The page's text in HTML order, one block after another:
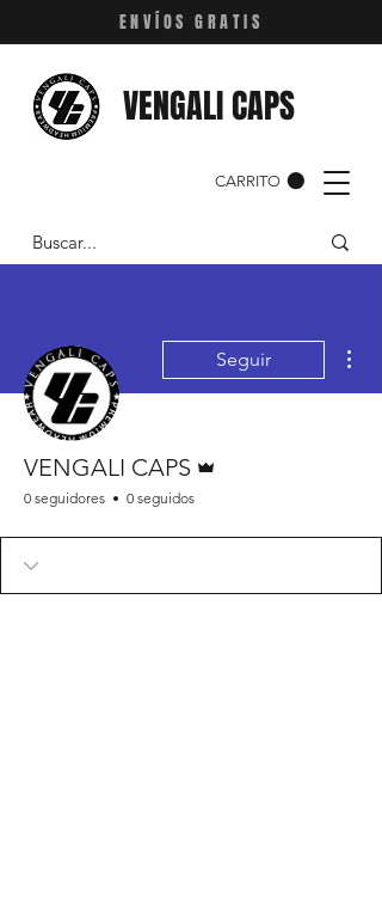
ENVÍOS GRATIS
CARRITO
VENGALI CAPS
Seguir
VENGALI CAPS
0 seguidores 0 seguidos